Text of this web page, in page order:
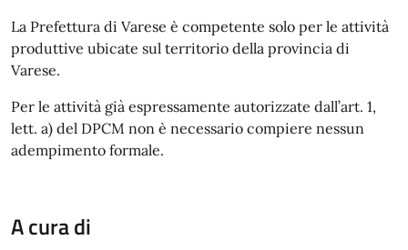
La Prefettura di Varese è competente solo per le attività
produttive ubicate sul territorio della provincia di
Varese.
Per le attività già espressamente autorizzate dall’art. 1,
lett. a) del DPCM non è necessario compiere nessun
adempimento formale.
A cura di